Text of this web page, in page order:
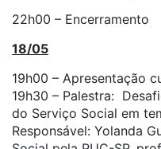
22h00 – Encerramento
18/05
19h00 – Apresentação
19h30 – Palestra:
do Serviço Social em
Responsável: Yolanda